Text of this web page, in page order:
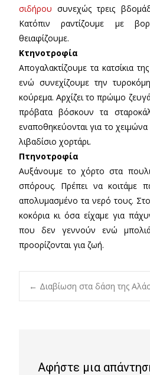
σιδήρου συνεχώς τρεις
Κατόπιν ραντίζουμε με
θειαφίζουμε.
Κτηνοτροφία
Απογαλακτίζουμε τα κατσίκια
ενώ συνεχίζουμε την
κούρεμα. Αρχίζει το πρώιμο
πρόβατα βόσκουν τα
εναποθηκεύονται για το
λιβαδίσιο χορτάρι.
Πτηνοτροφία
Αυξάνουμε το χόρτο στα
σπόρους. Πρέπει να κοιτάμε
απολυμασμένο τα νερό τους.
κοκόρια κι όσα είχαμε για
που δεν γεννούν ενώ
προορίζονται για ζωή.
Post
← Διαβίωση στα δάση της
Αφήστε μια